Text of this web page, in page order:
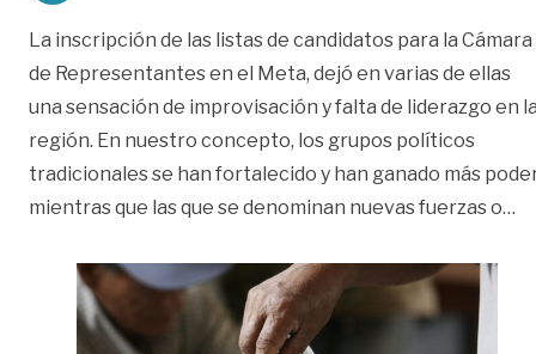
La inscripción de las listas de candidatos para la Cámara
de Representantes en el Meta, dejó en varias de ellas
una sensación de improvisación y falta de liderazgo en
región. En nuestro concepto, los grupos políticos
tradicionales se han fortalecido y han ganado más
mientras que las que se denominan nuevas fuerzas o…